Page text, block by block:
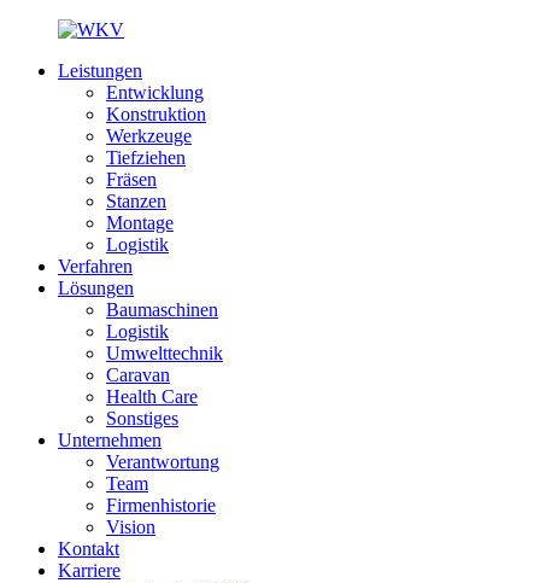
Leistungen
Entwicklung
Konstruktion
Werkzeuge
Tiefziehen
Fräsen
Stanzen
Montage
Logistik
Verfahren
Lösungen
Baumaschinen
Logistik
Umwelttechnik
Caravan
Health Care
Sonstiges
Unternehmen
Verantwortung
Team
Firmenhistorie
Vision
Kontakt
Karriere